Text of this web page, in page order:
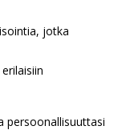
jotka
persoonallisuuttasi